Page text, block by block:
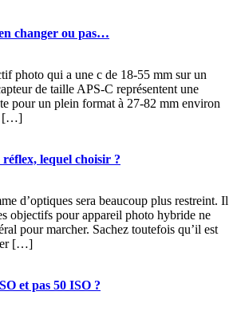
changer ou pas…
photo qui a une c de 18-55 mm sur un
de taille APS-C représentent une
pour un plein format à 27-82 mm environ
[…]
lequel choisir ?
d’optiques sera beaucoup plus restreint. Il
objectifs pour appareil photo hybride ne
pour marcher. Sachez toutefois qu’il est
[…]
et pas 50 ISO ?